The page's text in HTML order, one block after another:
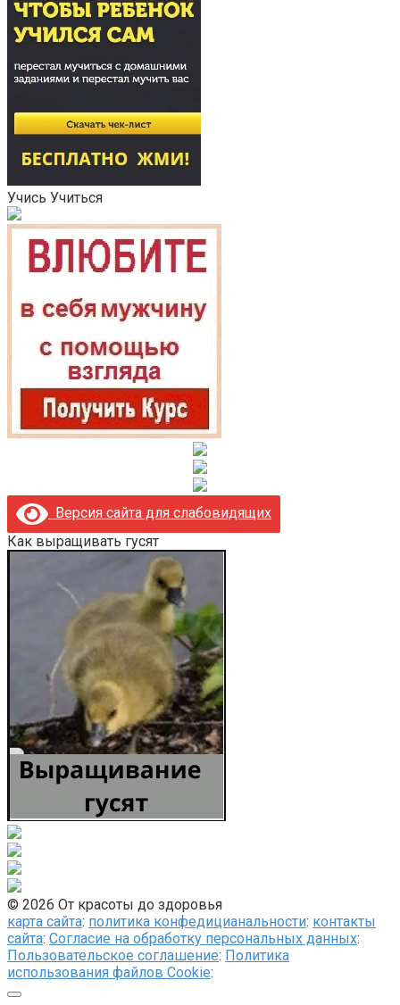
Учись Учиться
Версия сайта для слабовидящих
Как выращивать гусят
© 2026 От красоты до здоровья
карта сайта: политика конфедицианальности: контакты
сайта: Согласие на обработку персональных данных:
Пользовательское соглашение: Политика
использования файлов Cookie: